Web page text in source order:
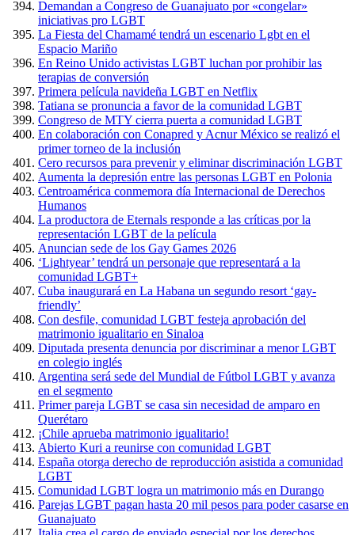
Demandan a Congreso de Guanajuato por «congelar»
iniciativas pro LGBT
La Fiesta del Chamamé tendrá un escenario Lgbt en el
Espacio Mariño
En Reino Unido activistas LGBT luchan por prohibir las
terapias de conversión
Primera película navideña LGBT en Netflix
Tatiana se pronuncia a favor de la comunidad LGBT
Congreso de MTY cierra puerta a comunidad LGBT
En colaboración con Conapred y Acnur México se realizó el
primer torneo de la inclusión
Cero recursos para prevenir y eliminar discriminación LGBT
Aumenta la depresión entre las personas LGBT en Polonia
Centroamérica conmemora día Internacional de Derechos
Humanos
La productora de Eternals responde a las críticas por la
representación LGBT de la película
Anuncian sede de los Gay Games 2026
‘Lightyear’ tendrá un personaje que representará a la
comunidad LGBT+
Cuba inaugurará en La Habana un segundo resort ‘gay-
friendly’
Con desfile, comunidad LGBT festeja aprobación del
matrimonio igualitario en Sinaloa
Diputada presenta denuncia por discriminar a menor LGBT
en colegio inglés
Argentina será sede del Mundial de Fútbol LGBT y avanza
en el segmento
Primer pareja LGBT se casa sin necesidad de amparo en
Querétaro
¡Chile aprueba matrimonio igualitario!
Abierto Kuri a reunirse con comunidad LGBT
España otorga derecho de reproducción asistida a comunidad
LGBT
Comunidad LGBT logra un matrimonio más en Durango
Parejas LGBT pagan hasta 20 mil pesos para poder casarse en
Guanajuato